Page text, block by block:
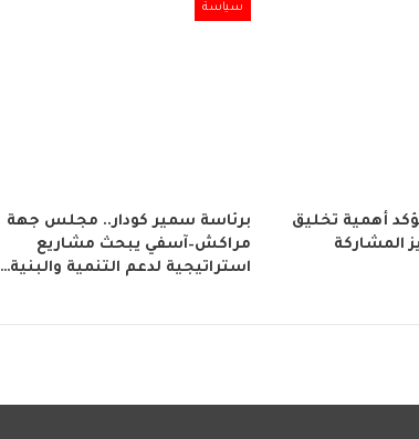
أهمية تخليق
وتعزيز المشاركة
سياسة
برئاسة سمير كودار.. مجلس جهة
مراكش–آسفي يبحث مشاريع
استراتيجية لدعم التنمية والبنية…